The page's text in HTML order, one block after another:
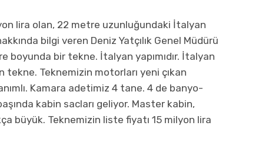
lira olan, 22 metre uzunluğundaki İtalyan
bilgi veren Deniz Yatçılık Genel Müdürü
boyunda bir tekne. İtalyan yapımıdır. İtalyan
tekne. Teknemizin motorları yeni çıkan
Kamara adetimiz 4 tane. 4 de banyo-
kabin sacları geliyor. Master kabin,
büyük. Teknemizin liste fiyatı 15 milyon lira